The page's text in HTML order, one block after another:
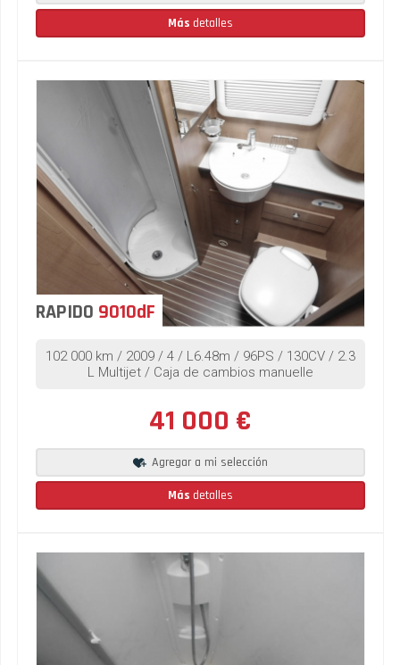
Más detalles
RAPIDO 9010dF
102 000 km / 2009 / 4 / L6.48m / 96PS / 130CV / 2.3
L Multijet / Caja de cambios manuelle
41 000 €
Agregar a mi selección
Más detalles